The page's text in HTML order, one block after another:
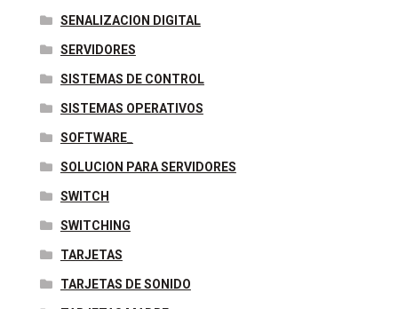
SENALIZACION DIGITAL
SERVIDORES
SISTEMAS DE CONTROL
SISTEMAS OPERATIVOS
SOFTWARE_
SOLUCION PARA SERVIDORES
SWITCH
SWITCHING
TARJETAS
TARJETAS DE SONIDO